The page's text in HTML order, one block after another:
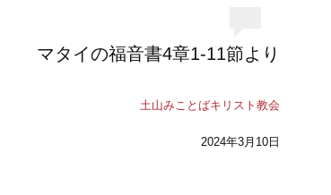
マタイの福音書4章1-11節より
土山みことばキリスト教会
2024年3月10日